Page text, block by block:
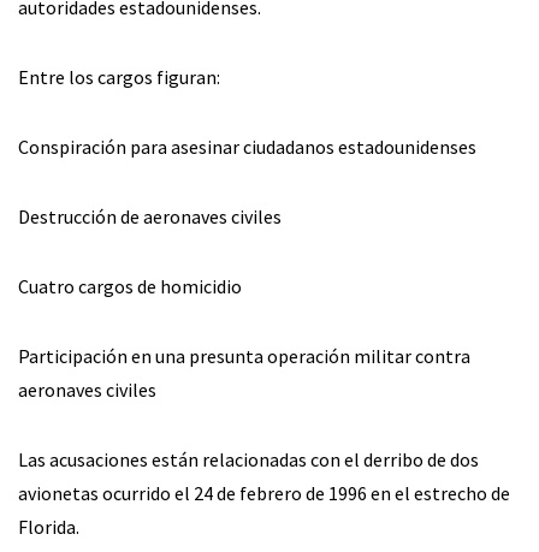
autoridades estadounidenses.
Entre los cargos figuran:
Conspiración para asesinar ciudadanos estadounidenses
Destrucción de aeronaves civiles
Cuatro cargos de homicidio
Participación en una presunta operación militar contra
aeronaves civiles
Las acusaciones están relacionadas con el derribo de dos
avionetas ocurrido el 24 de febrero de 1996 en el estrecho de
Florida.